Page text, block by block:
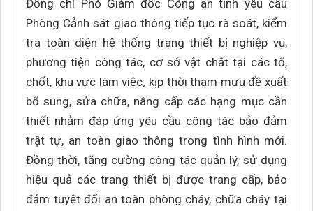
Đồng chí Phó Giám đốc Công an tỉnh yêu cầu
Phòng Cảnh sát giao thông tiếp tục rà soát, kiểm
tra toàn diện hệ thống trang thiết bị nghiệp vụ,
phương tiện công tác, cơ sở vật chất tại các tổ,
chốt, khu vực làm việc; kịp thời tham mưu đề xuất
bổ sung, sửa chữa, nâng cấp các hạng mục cần
thiết nhằm đáp ứng yêu cầu công tác bảo đảm
trật tự, an toàn giao thông trong tình hình mới.
Đồng thời, tăng cường công tác quản lý, sử dụng
hiệu quả các trang thiết bị được trang cấp, bảo
đảm tuyệt đối an toàn phòng cháy, chữa cháy tại